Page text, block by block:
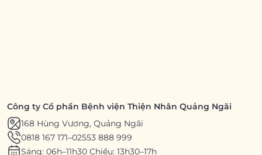
Công ty Cổ phần Bệnh viện Thiện Nhân Quảng Ngãi
168 Hùng Vương, Quảng Ngãi
0818 167 171–02553 888 999
Sáng: 06h–11h30 Chiều: 13h30–17h